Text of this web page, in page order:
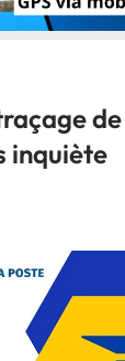
de
inquiète